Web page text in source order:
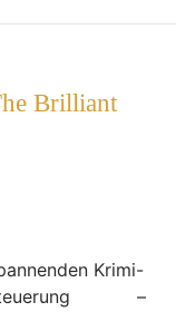
Brilliant
Krimi-
–